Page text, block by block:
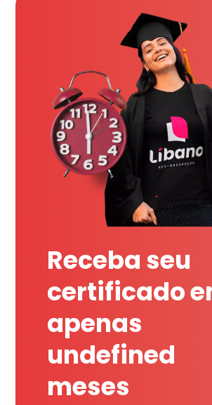
Receba seu
certificado
apenas
undefined
meses